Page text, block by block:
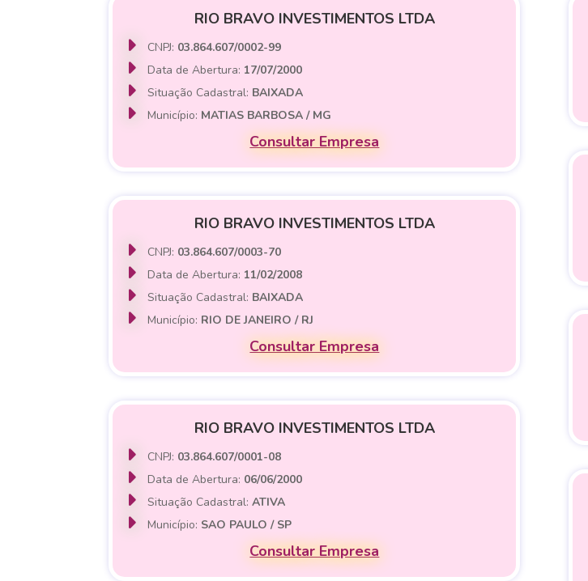
RIO BRAVO INVESTIMENTOS LTDA
CNPJ: 03.864.607/0002-99
Data de Abertura: 17/07/2000
Situação Cadastral: BAIXADA
Município: MATIAS BARBOSA / MG
Consultar Empresa
RIO BRAVO INVESTIMENTOS LTDA
CNPJ: 03.864.607/0003-70
Data de Abertura: 11/02/2008
Situação Cadastral: BAIXADA
Município: RIO DE JANEIRO / RJ
Consultar Empresa
RIO BRAVO INVESTIMENTOS LTDA
CNPJ: 03.864.607/0001-08
Data de Abertura: 06/06/2000
Situação Cadastral:ATIVA
Município: SAO PAULO / SP
Consultar Empresa